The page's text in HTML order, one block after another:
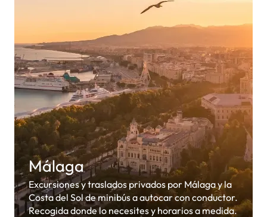
Málaga
Excursiones y traslados privados por Málaga y la
Costa del Sol de minibús a autocar con conductor.
Recogida donde lo necesites y horarios a medida.